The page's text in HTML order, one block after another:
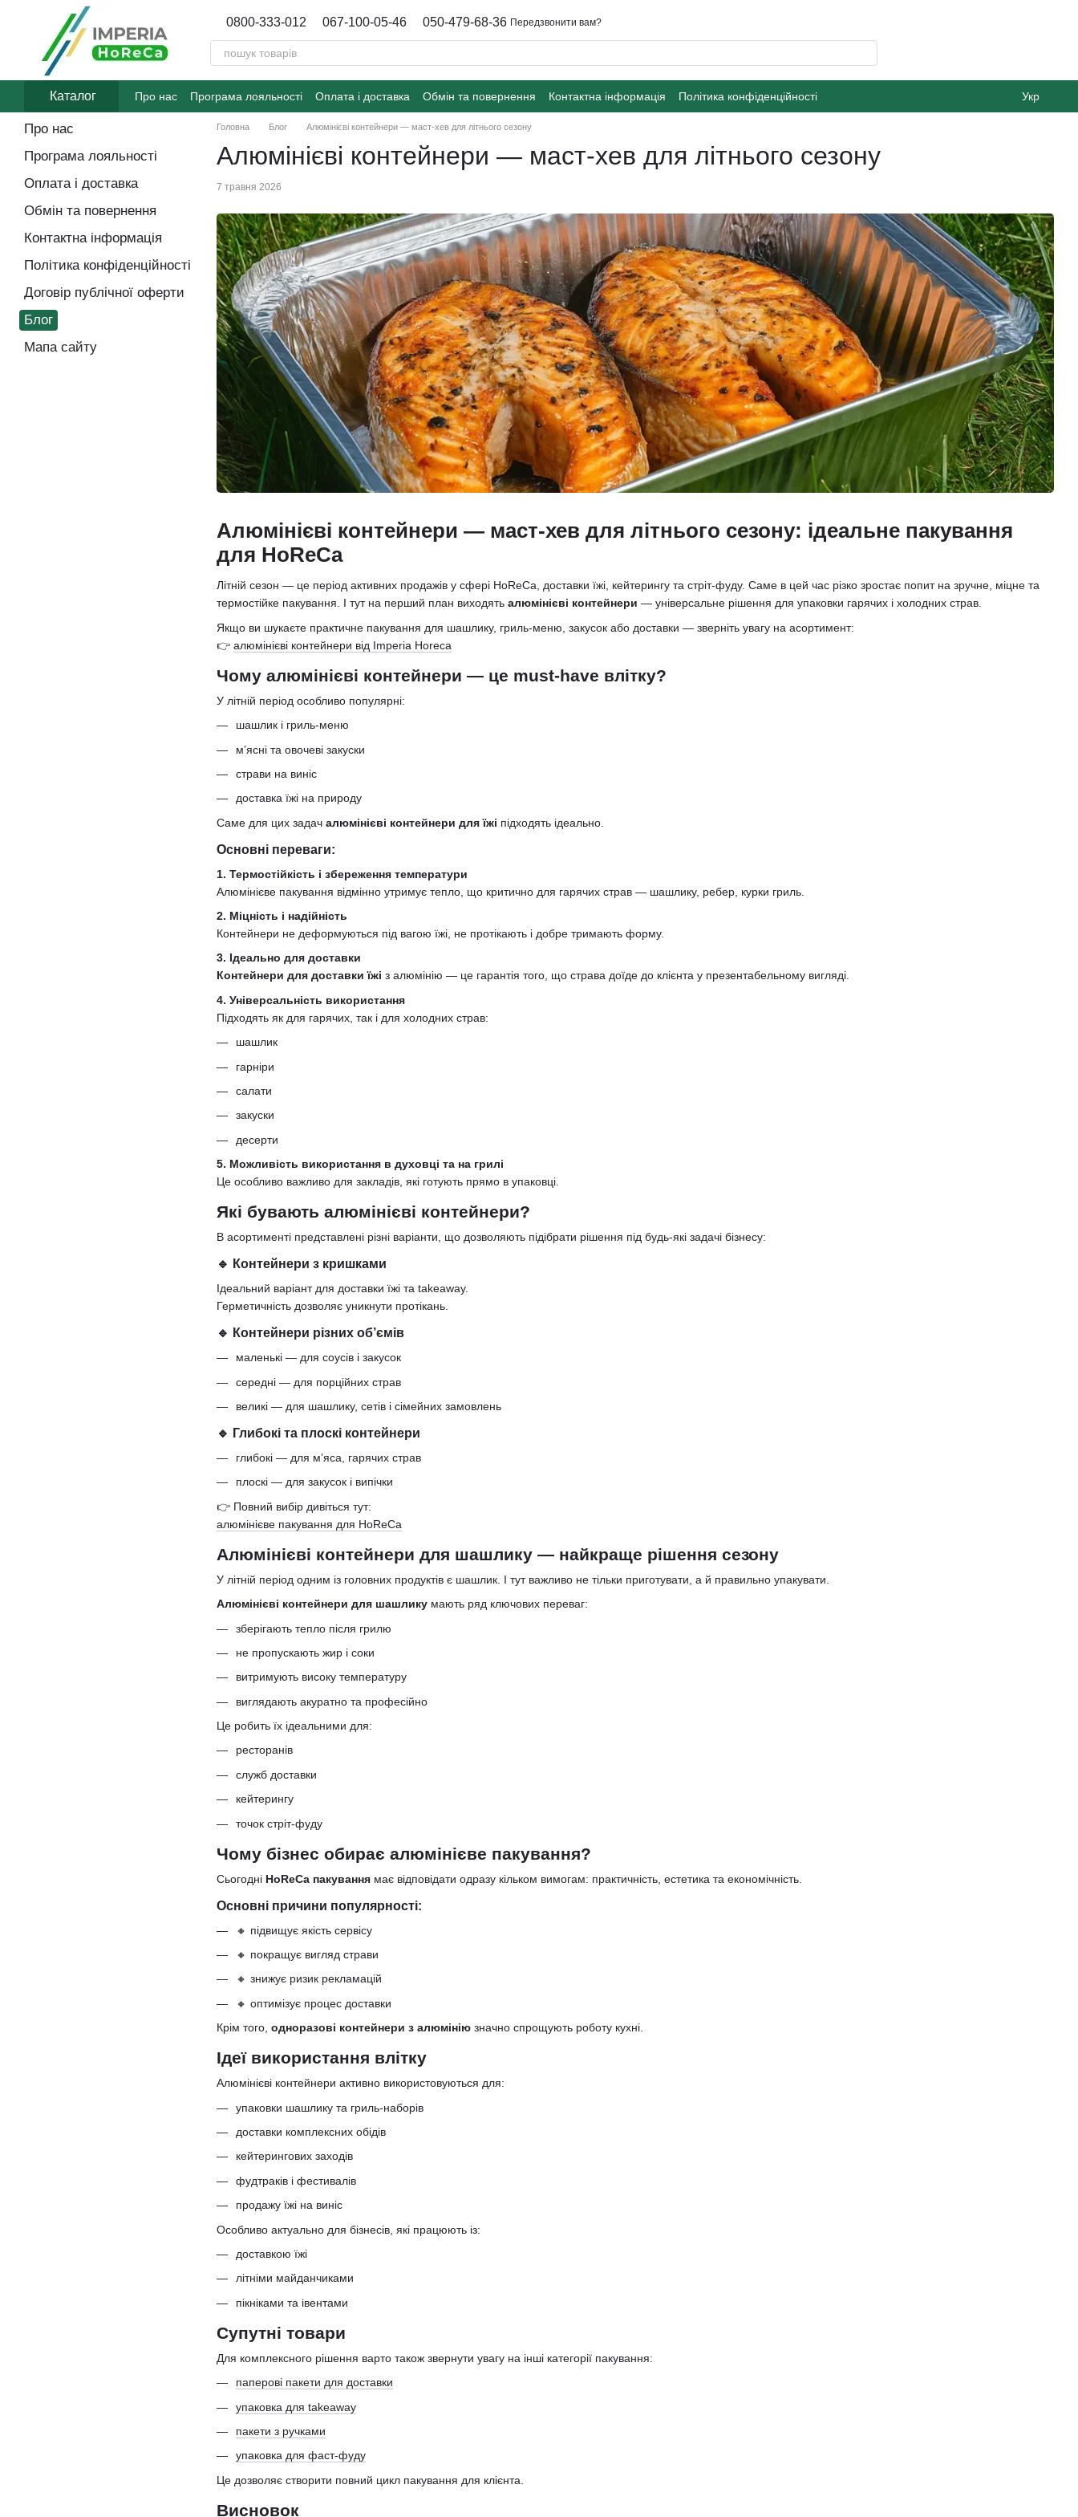
Перейти до основного контенту
0800-333-012 067-100-05-46 050-479-68-36 Передзвонити вам?
Каталог Про нас Програма лояльності Оплата і доставка Обмін та повернення Контактна інформація
Політика конфіденційності
Договір публічної оферти
Блог
Укр
Головна Блог Алюмінієві контейнери — маст-хев для літнього сезону
Алюмінієві контейнери — маст-хев для літнього сезону
7 травня 2026
Алюмінієві контейнери — маст-хев для літнього сезону: ідеальне пакування
для HoReCa
Літній сезон — це період активних продажів у сфері HoReCa, доставки їжі, кейтерингу та стріт-фуду. Саме в цей час різко зростає попит на зручне, міцне та
термостійке пакування. І тут на перший план виходять алюмінієві контейнери — універсальне рішення для упаковки гарячих і холодних страв.
Якщо ви шукаєте практичне пакування для шашлику, гриль-меню, закусок або доставки — зверніть увагу на асортимент:
👉 алюмінієві контейнери від Imperia Horeca
Чому алюмінієві контейнери — це must-have влітку?
У літній період особливо популярні:
шашлик і гриль-меню
м’ясні та овочеві закуски
страви на виніс
доставка їжі на природу
Саме для цих задач алюмінієві контейнери для їжі підходять ідеально.
Основні переваги:
1. Термостійкість і збереження температури
Алюмінієве пакування відмінно утримує тепло, що критично для гарячих страв — шашлику, ребер, курки гриль.
2. Міцність і надійність
Контейнери не деформуються під вагою їжі, не протікають і добре тримають форму.
3. Ідеально для доставки
Контейнери для доставки їжі з алюмінію — це гарантія того, що страва доїде до клієнта у презентабельному вигляді.
4. Універсальність використання
Підходять як для гарячих, так і для холодних страв:
шашлик
гарніри
салати
закуски
десерти
5. Можливість використання в духовці та на грилі
Це особливо важливо для закладів, які готують прямо в упаковці.
Які бувають алюмінієві контейнери?
В асортименті представлені різні варіанти, що дозволяють підібрати рішення під будь-які задачі бізнесу:
🔹 Контейнери з кришками
Ідеальний варіант для доставки їжі та takeaway.
Герметичність дозволяє уникнути протікань.
🔹 Контейнери різних об’ємів
маленькі — для соусів і закусок
середні — для порційних страв
великі — для шашлику, сетів і сімейних замовлень
🔹 Глибокі та плоскі контейнери
глибокі — для м’яса, гарячих страв
плоскі — для закусок і випічки
👉 Повний вибір дивіться тут:
алюмінієве пакування для HoReCa
Алюмінієві контейнери для шашлику — найкраще рішення сезону
У літній період одним із головних продуктів є шашлик. І тут важливо не тільки приготувати, а й правильно упакувати.
Алюмінієві контейнери для шашлику мають ряд ключових переваг:
зберігають тепло після грилю
не пропускають жир і соки
витримують високу температуру
виглядають акуратно та професійно
Це робить їх ідеальними для:
ресторанів
служб доставки
кейтерингу
точок стріт-фуду
Чому бізнес обирає алюмінієве пакування?
Сьогодні HoReCa пакування має відповідати одразу кільком вимогам: практичність, естетика та економічність.
Основні причини популярності:
🔸 підвищує якість сервісу
🔸 покращує вигляд страви
🔸 знижує ризик рекламацій
🔸 оптимізує процес доставки
Крім того, одноразові контейнери з алюмінію значно спрощують роботу кухні.
Ідеї використання влітку
Алюмінієві контейнери активно використовуються для:
упаковки шашлику та гриль-наборів
доставки комплексних обідів
кейтерингових заходів
фудтраків і фестивалів
продажу їжі на виніс
Особливо актуально для бізнесів, які працюють із:
доставкою їжі
літніми майданчиками
пікніками та івентами
Cупутні товари
Для комплексного рішення варто також звернути увагу на інші категорії пакування:
паперові пакети для доставки
упаковка для takeaway
пакети з ручками
упаковка для фаст-фуду
Це дозволяє створити повний цикл пакування для клієнта.
Висновок
Про нас
Програма лояльності
Оплата і доставка
Обмін та повернення
Контактна інформація
Політика конфіденційності
Договір публічної оферти
Блог
Мапа сайту